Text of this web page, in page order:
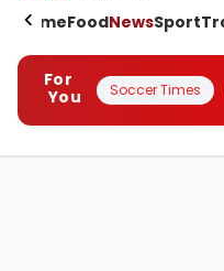
HomeFoodNewsSport
For
You
Soccer Times